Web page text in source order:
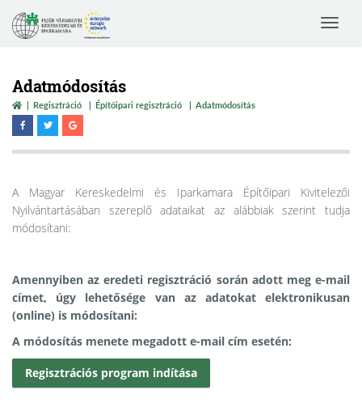
Toggle
Adatmódosítás
Regisztráció Építőipari regisztráció Adatmódosítás
A Magyar Kereskedelmi és Iparkamara Építőipari Kivitelezői
Nyilvántartásában szereplő adataikat az alábbiak szerint tudja
módosítani:
Amennyiben az eredeti regisztráció során adott meg e-mail
címet, úgy lehetősége van az adatokat elektronikusan
(online) is módosítani:
A módosítás menete megadott e-mail cím esetén:
Regisztrációs program indítása